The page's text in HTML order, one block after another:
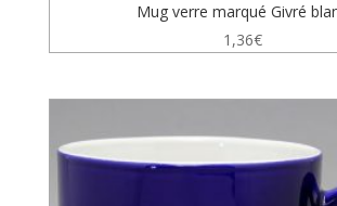
Mug verre marqué Givré
1,36€